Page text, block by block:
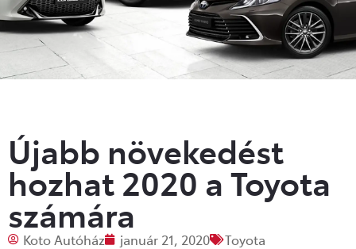
Újabb növekedést
hozhat 2020 a Toyota
számára
Koto Autóház január 21, 2020 Toyota